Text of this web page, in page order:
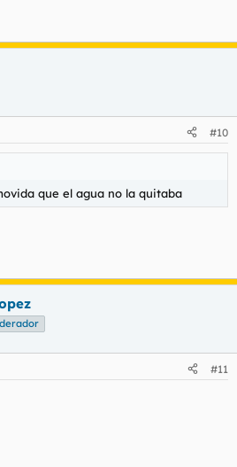
#10
que el agua no la quitaba
#11